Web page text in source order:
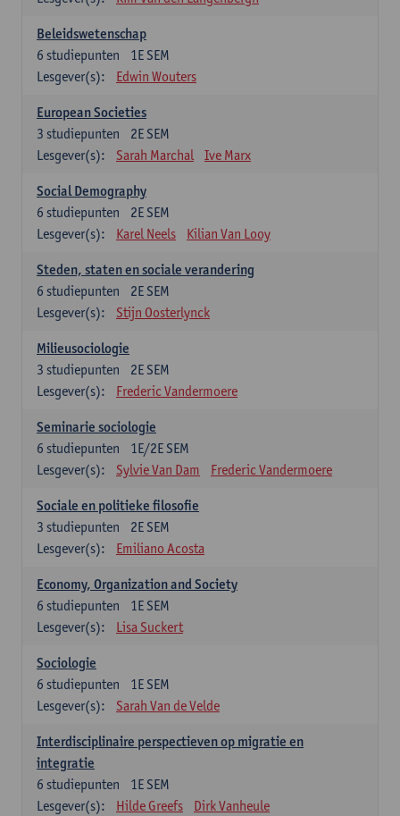
Beleidswetenschap
1E SEM
6 studiepunten
Lesgever(s):
Edwin Wouters
European Societies
2E SEM
3 studiepunten
Lesgever(s):
Sarah Marchal Ive Marx
Social Demography
2E SEM
6 studiepunten
Lesgever(s):
Karel Neels Kilian Van Looy
Steden, staten en sociale verandering
2E SEM
6 studiepunten
Lesgever(s):
Stijn Oosterlynck
Milieusociologie
2E SEM
3 studiepunten
Lesgever(s):
Frederic Vandermoere
Seminarie sociologie
1E/2E SEM
6 studiepunten
Lesgever(s):
Sylvie Van Dam Frederic Vandermoere
Sociale en politieke filosofie
2E SEM
3 studiepunten
Lesgever(s):
Emiliano Acosta
Economy, Organization and Society
1E SEM
6 studiepunten
Lesgever(s):
Lisa Suckert
Sociologie
1E SEM
6 studiepunten
Lesgever(s):
Sarah Van de Velde
Interdisciplinaire perspectieven op migratie en
integratie
1E SEM
6 studiepunten
Lesgever(s):
Hilde Greefs
Dirk Vanheule